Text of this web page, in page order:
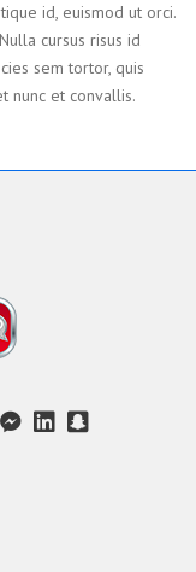
id, euismod ut orci.
cursus risus id
sem tortor, quis
nunc et convallis.